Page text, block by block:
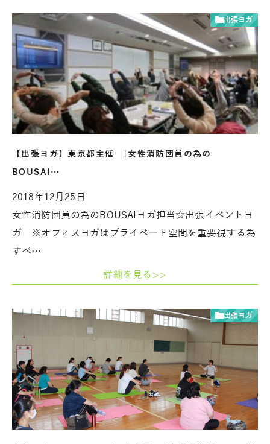
出張ヨガ
【出張ヨガ】東京都主催 |女性消防団員の為の
BOUSAI…
2018年12月25日
女性消防団員の為のBOUSAIヨガ担当☆出張イベントヨ
ガ ※オフィスヨガはプライベート空間を重要視する為
すべ…
詳細を見る>>
出張ヨガ